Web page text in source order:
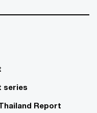
series
Report